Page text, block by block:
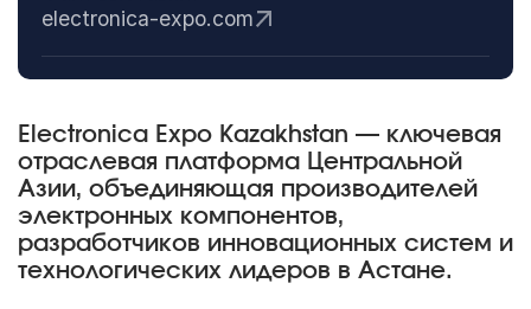
electronica-expo.com
Electronica Expo Kazakhstan — ключевая
отраслевая платформа Центральной
Азии, объединяющая производителей
электронных компонентов,
разработчиков инновационных систем и
технологических лидеров в Астане.